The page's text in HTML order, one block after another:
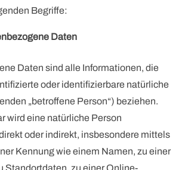
Begriffe:
Daten
Daten sind alle Informationen, die
oder identifizierbare natürliche
„betroffene Person“) beziehen.
wird eine natürliche Person
oder indirekt, insbesondere mittels
Kennung wie einem Namen, zu einer
Standortdaten, zu einer Online-